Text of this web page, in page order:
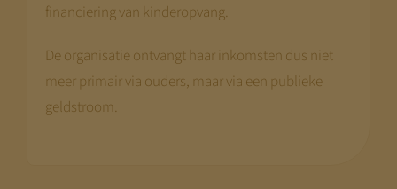
financiering van kinderopvang.
De organisatie ontvangt haar inkomsten dus niet
meer primair via ouders, maar via een publieke
geldstroom.